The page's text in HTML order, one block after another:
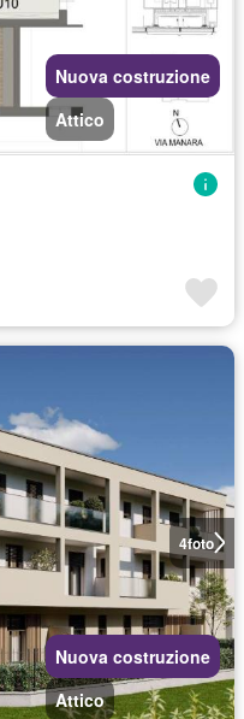
Nuova costruzione
Attico
4foto
Nuova costruzione
Attico